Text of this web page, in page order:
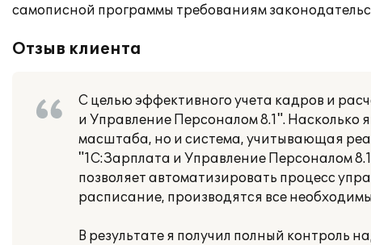
самописной программы требованиям
Отзыв клиента
С целью эффективного учета кадров и
и Управление Персоналом 8.1". Насколько
масштаба, но и система, учитывающая
"1С:Зарплата и Управление Персоналом
позволяет автоматизировать процесс
расписание, производятся все
В результате я получил полный